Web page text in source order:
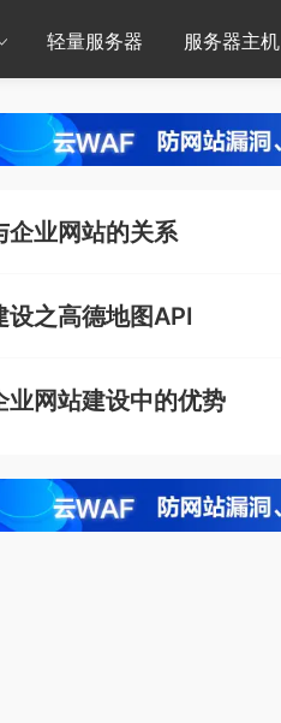
轻量服务器 服务器主机
企业网站的关系
设之高德地图API
业网站建设中的优势